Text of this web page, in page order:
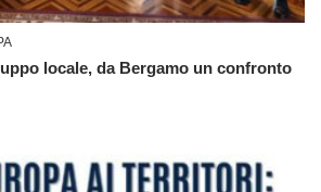
locale, da Bergamo un confronto